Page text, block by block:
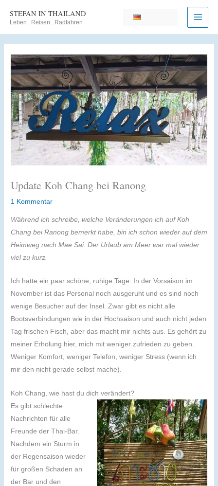
Inhalt
STEFAN IN THAILAND
Leben . Reisen . Radfahren
Update Koh Chang bei Ranong
1 Kommentar
Während ich schreibe, welche Veränderungen ich auf Koh
Chang bei Ranong bemerkt habe, bin ich schon wieder auf dem
Heimweg nach Mae Sai. Der Urlaub am Meer war mal wieder
viel zu kurz.
Ich hatte ein paar schöne, ruhige Tage. In der Vorsaison im
November ist das Personal noch ausgeruht und es sind noch
wenige Besucher auf der Insel. Zwar gibt es nicht alle
Bootsverbindungen wie in der Hochsaison und auch nicht jeden
Tag frischen Fisch, aber das macht mir nichts aus. Es gehört zu
meiner Erholung hier, mich mit weniger zufrieden zu geben.
Weniger Komfort, weniger Telefon, weniger Stress (wenn ich
mir den nicht gerade selbst mache).
Koh Chang, wie hast du dich verändert?
Es gibt schlechte
Nachrichten für alle
Freunde der Thai-Bar.
Nachdem ein Sturm in
der Regensaison wieder
für großen Schaden an
der Bar und den